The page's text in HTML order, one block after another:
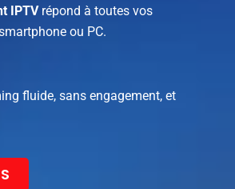
IPTVrépond à toutes vos
ou PC.
fluide, sans engagement, et